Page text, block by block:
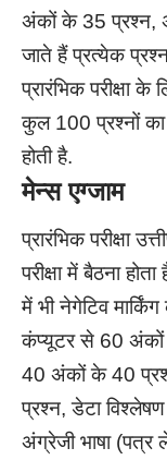
अंकों के 35 प्रश्न,
जाते हैं प्रत्येक
प्रारंभिक परीक्षा के
कुल 100 प्रश्नों का
होती है.
मेन्स एग्जाम
प्रारंभिक परीक्षा
परीक्षा में बैठना
में भी नेगेटिव
कंप्यूटर से 60 अंकों
40 अंकों के 40
प्रश्न, डेटा
अंग्रेजी भाषा